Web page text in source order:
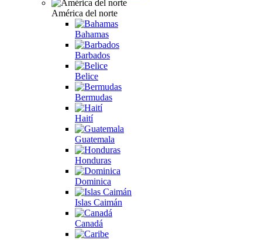
América del norte
Bahamas
Barbados
Belice
Bermudas
Haití
Guatemala
Honduras
Dominica
Islas Caimán
Canadá